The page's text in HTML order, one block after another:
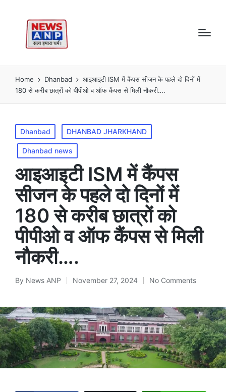
Home Dhanbad
आइआइटी ISM में कैंपस सीजन के पहले दो दिनों में
180 से करीब छात्रों को पीपीओ व ऑफ कैंपस से मिली नौकरी….
Posted
in
Dhanbad DHANBAD JHARKHAND
Dhanbad news
आइआइटी ISM में कैंपस
सीजन के पहले दो दिनों में
180 से करीब छात्रों को
पीपीओ व ऑफ कैंपस से मिली
नौकरी….
Posted
By News ANP November 27, 2024 No Comments